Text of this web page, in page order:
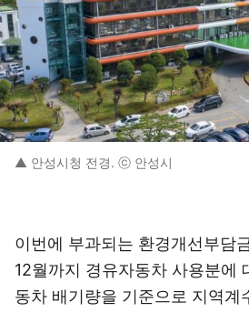
▲ 안성시청 전경. ⓒ 안성시
이번에 부과되는 환경개선부담
12월까지 경유자동차 사용분에
동차 배기량을 기준으로 지역계